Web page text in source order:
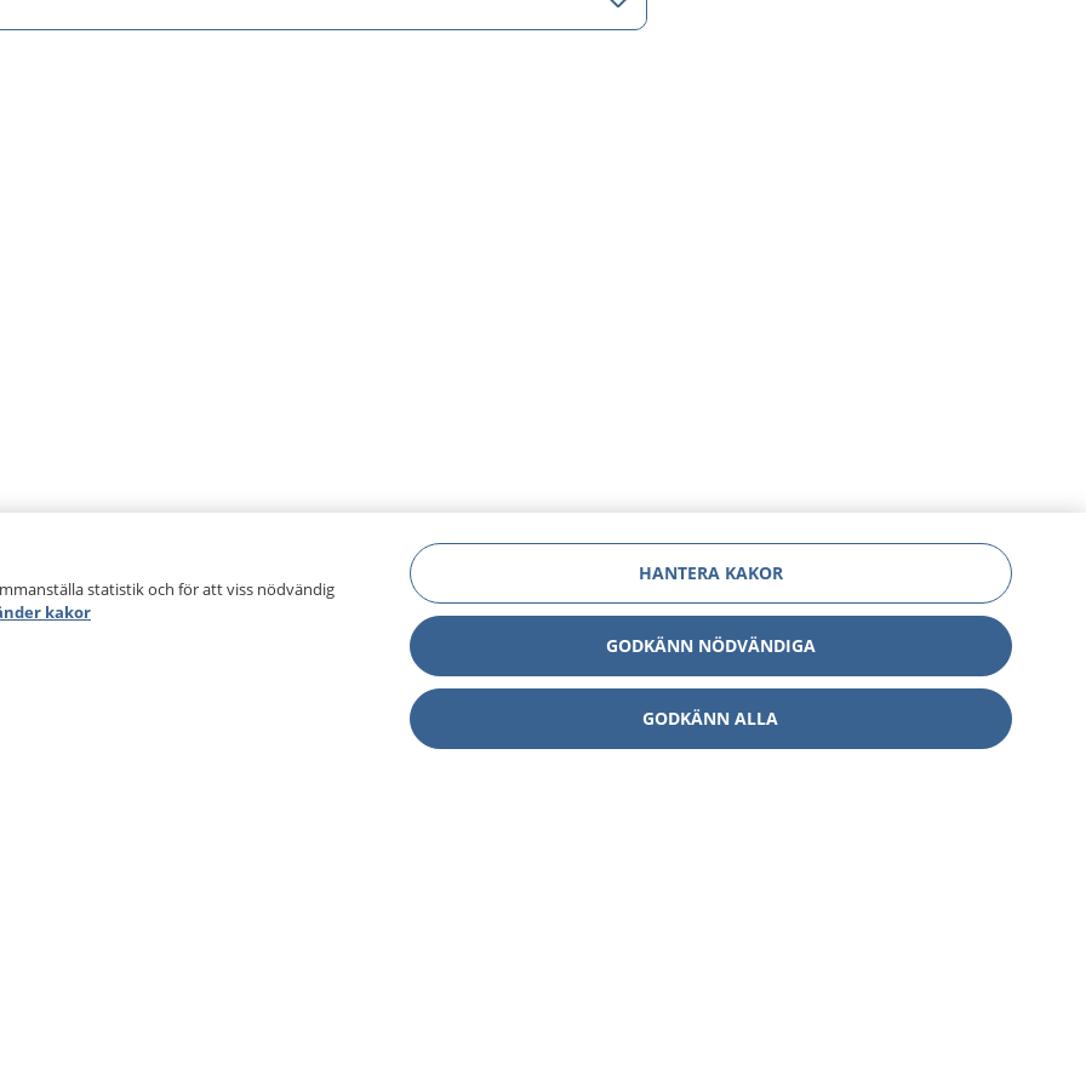
statistik och för att viss nödvändig
kakor
HANTERA KAKOR
GODKÄNN NÖDVÄNDIGA
GODKÄNN ALLA